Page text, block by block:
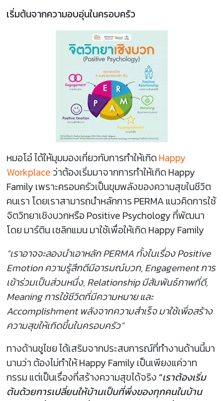
เริ่มต้นจากความอบอุ่นในครอบครัว
หมอโอ๋ ได้ให้มุมมองเกี่ยวกับการทำให้เกิด Happy
Workplace ว่าต้องเริ่มมาจากการทำให้เกิด Happy
Family เพราะครอบครัวเป็นขุมพลังของความสุขในชีวิต
คนเรา โดยเราสามารถนำหลักการ PERMA แนวคิดการใช้
จิตวิทยาเชิงบวกหรือ Positive Psychology ที่พัฒนา
โดย มาร์ติน เซลิกแมน มาใช้เพื่อให้เกิด Happy Family
“เราอาจจะลองนำเอาหลัก PERMA ทั้งในเรื่อง Positive
Emotion ความรู้สึกดีมีอารมณ์บวก, Engagement การ
เข้าร่วมเป็นส่วนหนึ่ง, Relationship มีสัมพันธ์ภาพที่ดี,
Meaning การใช้ชีวิตที่มีความหมาย และ
Accomplishment พลังจากความสำเร็จ มาใช้เพื่อสร้าง
ความสุขให้เกิดขึ้นในครอบครัว”
ทางด้านชูไชย ได้เสริมจากประสบการณ์ที่ทำงานด้านนี้มา
นานว่า ต้องไม่ทำให้ Happy Family เป็นเพียงแค่วาท
กรรม แต่เป็นเรื่องที่สร้างความสุขได้จริง “เราต้องเริ่ม
ต้นด้วยการเปลี่ยนให้บ้านเป็นที่พึ่งของทุกคนในบ้าน